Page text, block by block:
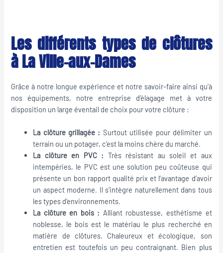
Les différents types de clôtures
à La Ville-aux-Dames
Grâce à notre longue expérience et notre savoir-faire ainsi qu’à
nos équipements, notre entreprise d’élagage met à votre
disposition un large éventail de choix pour votre clôture :
La clôture grillagée : Surtout utilisée pour délimiter un
terrain ou un potager, c’est la moins chère du marché.
La clôture en PVC : Très résistant au soleil et aux
intempéries, le PVC est une solution peu coûteuse qui
présente un bon rapport qualité prix et l’avantage d’avoir
un aspect moderne. Il s’intègre naturellement dans tous
les types d’environnements.
La clôture en bois : Alliant robustesse, esthétisme et
noblesse, le bois est le matériau le plus recherché en
matière de clôtures. Chaleureux et écologique, son
entretien est toutefois un peu contraignant. Bien plus